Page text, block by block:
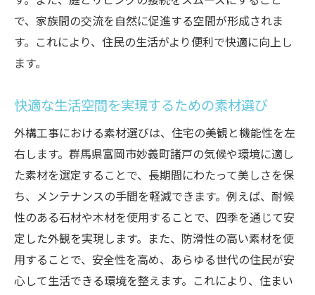
で、家族間の交流を自然に促進する空間が形成されま
す。これにより、住民の生活がより便利で快適に向上し
ます。
快適な生活空間を実現するための素材選び
外構工事における素材選びは、住宅の美観と機能性を左
右します。群馬県富岡市妙義町諸戸の気候や環境に適し
た素材を選定することで、長期間にわたって美しさを保
ち、メンテナンスの手間を軽減できます。例えば、耐候
性のある石材や木材を使用することで、四季を通じて安
定した外観を実現します。また、防滑性の高い素材を使
用することで、安全性を高め、あらゆる世代の住民が安
心して生活できる環境を整えます。これにより、住まい